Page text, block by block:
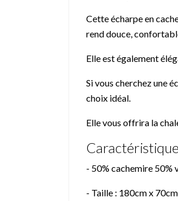
Cette écharpe en
rend douce,
Elle est également
Si vous cherchez une
choix idéal.
Elle vous offrira la
- 50% cachemire 50%
- Taille : 180cm x